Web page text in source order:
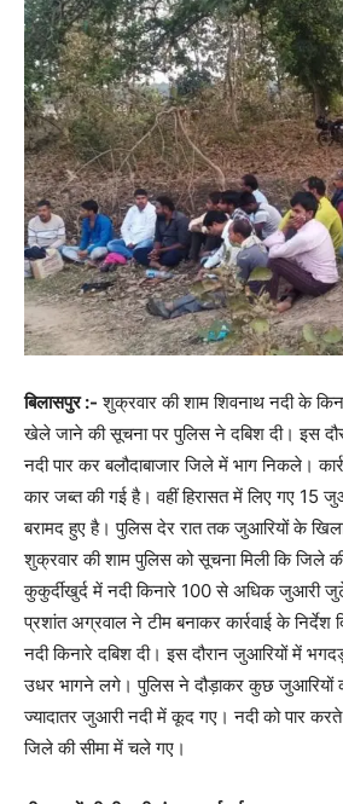
बिलासपुर :- शुक्रवार की शाम शिवनाथ नदी के
खेले जाने की सूचना पर पुलिस ने दबिश दी। इस
नदी पार कर बलौदाबाजार जिले में भाग निकले।
कार जब्त की गई है। वहीं हिरासत में लिए गए 15
बरामद हुए है। पुलिस देर रात तक जुआरियों के
शुक्रवार की शाम पुलिस को सूचना मिली कि जिले
कुकुर्दीखुर्द में नदी किनारे 100 से अधिक जुआरी
प्रशांत अग्रवाल ने टीम बनाकर कार्रवाई के
नदी किनारे दबिश दी। इस दौरान जुआरियों में
उधर भागने लगे। पुलिस ने दौड़ाकर कुछ जुआरियों
ज्यादातर जुआरी नदी में कूद गए। नदी को पार करते
जिले की सीमा में चले गए।